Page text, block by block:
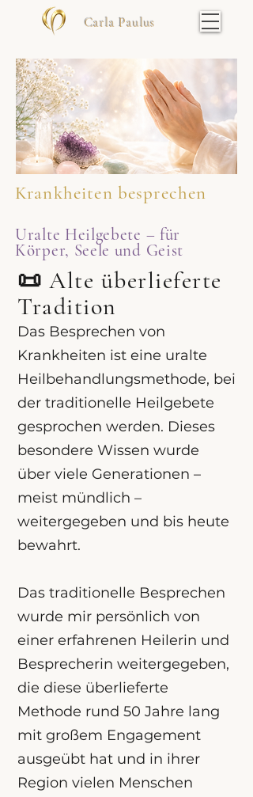
Carla Paulus
Krankheiten besprechen
Uralte Heilgebete – für
Körper, Seele und Geist
📜 Alte überlieferte
Tradition
Das Besprechen von
Krankheiten ist eine uralte
Heilbehandlungsmethode, bei
der traditionelle Heilgebete
gesprochen werden. Dieses
besondere Wissen wurde
über viele Generationen –
meist mündlich –
weitergegeben und bis heute
bewahrt.
Das traditionelle Besprechen
wurde mir persönlich von
einer erfahrenen Heilerin und
Besprecherin weitergegeben,
die diese überlieferte
Methode rund 50 Jahre lang
mit großem Engagement
ausgeübt hat und in ihrer
Region vielen Menschen